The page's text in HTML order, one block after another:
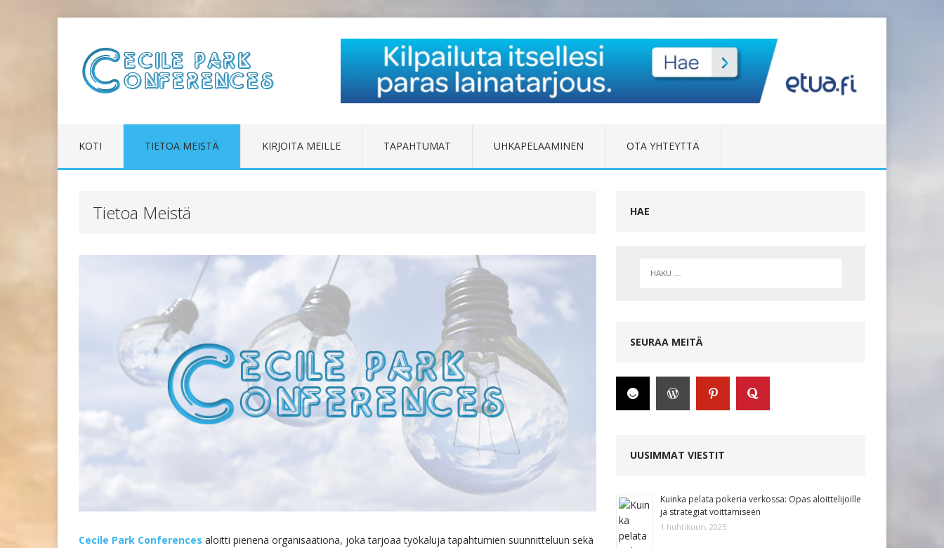
KOTI TIETOA MEISTÄ KIRJOITA MEILLE TAPAHTUMAT UHKAPELAAMINEN OTA YHTEYTTÄ
Tietoa Meistä
Cecile Park Conferences aloitti pienenä organisaationa, joka tarjoaa työkaluja tapahtumien suunnitteluun sekä
HAE
SEURAA MEITÄ
UUSIMMAT VIESTIT
Kuinka pelata pokeria verkossa: Opas aloittelijoille
ja strategiat voittamiseen
1 huhtikuun, 2025